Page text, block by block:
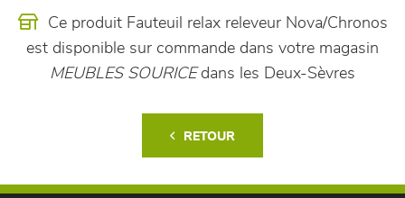
Ce produit Fauteuil relax releveur Nova/Chronos
est disponible sur commande dans votre magasin
MEUBLES SOURICEdans les Deux-Sèvres
RETOUR